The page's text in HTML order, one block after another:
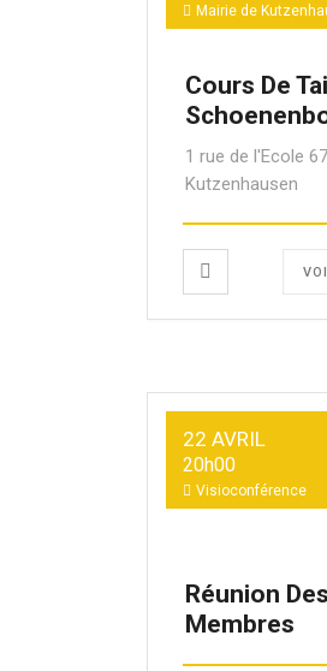
Mairie de
Cours De
1 rue de l'Ecole
Kutzenhausen
22 AVRIL
20h00
Visioconférence
Réunion Des
Membres